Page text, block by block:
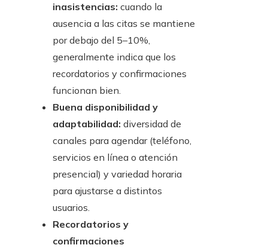
inasistencias: cuando la
ausencia a las citas se mantiene
por debajo del 5–10%,
generalmente indica que los
recordatorios y confirmaciones
funcionan bien.
Buena disponibilidad y
adaptabilidad: diversidad de
canales para agendar (teléfono,
servicios en línea o atención
presencial) y variedad horaria
para ajustarse a distintos
usuarios.
Recordatorios y
confirmaciones